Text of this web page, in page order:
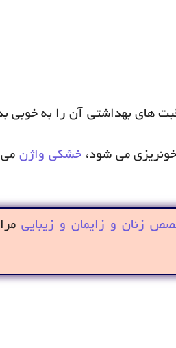
های بهداشتی آن را به خوبی
می شود،خشکی واژنمی
زنان و زایمان و زیبایی